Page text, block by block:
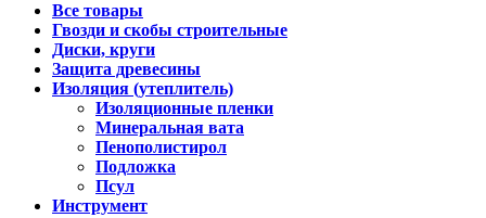
Все товары
Гвозди и скобы строительные
Диски, круги
Защита древесины
Изоляция (утеплитель)
Изоляционные пленки
Минеральная вата
Пенополистирол
Подложка
Псул
Инструмент